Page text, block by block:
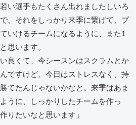
い選手もたくさん出れましたしいろ
、それをしっかり来季に繋げて、プ
いけるチームになるように、また1
思います。
良くて、今シースンはスクラムとか
ですけど、今日はストレスなく、持
てたんじゃないかなと。来季はあま
うに、しっかりしたチームを作っ
りたいなと思います」